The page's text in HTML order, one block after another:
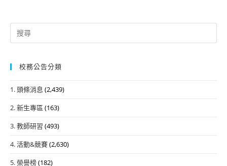
Search
for:
校務公告分類
1. 頭條消息 (2,439)
2. 新生專區 (163)
3. 教師研習 (493)
4. 活動&競賽(2,630)
5. 榮譽榜(182)